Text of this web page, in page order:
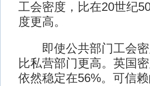
工会密度，比在20世纪
度更高。
即使公共部门工会密
比私营部门更高。英国
依然稳定在56%。可信